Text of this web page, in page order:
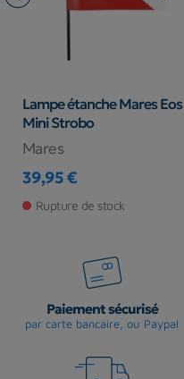
Lampe étanche Mares Eos
Mini Strobo
Mares
Prix
39,95 €
Rupture de stock
Paiement sécurisé
par carte bancaire, ou Paypal